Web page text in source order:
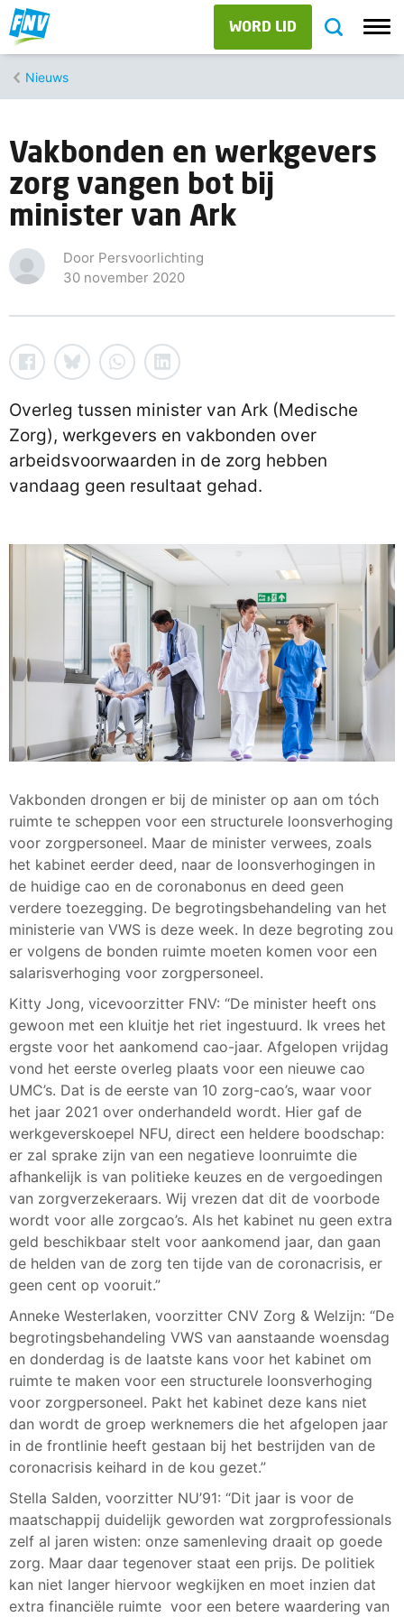
WORD LID
Nieuws
Vakbonden en werkgevers
zorg vangen bot bij
minister van Ark
Door Persvoorlichting
30 november 2020
Overleg tussen minister van Ark (Medische
Zorg), werkgevers en vakbonden over
arbeidsvoorwaarden in de zorg hebben
vandaag geen resultaat gehad.
Vakbonden drongen er bij de minister op aan om tóch
ruimte te scheppen voor een structurele loonsverhoging
voor zorgpersoneel. Maar de minister verwees, zoals
het kabinet eerder deed, naar de loonsverhogingen in
de huidige cao en de coronabonus en deed geen
verdere toezegging. De begrotingsbehandeling van het
ministerie van VWS is deze week. In deze begroting zou
er volgens de bonden ruimte moeten komen voor een
salarisverhoging voor zorgpersoneel.
Kitty Jong, vicevoorzitter FNV: “De minister heeft ons
gewoon met een kluitje het riet ingestuurd. Ik vrees het
ergste voor het aankomend cao-jaar. Afgelopen vrijdag
vond het eerste overleg plaats voor een nieuwe cao
UMC’s. Dat is de eerste van 10 zorg-cao’s, waar voor
het jaar 2021 over onderhandeld wordt. Hier gaf de
werkgeverskoepel NFU, direct een heldere boodschap:
er zal sprake zijn van een negatieve loonruimte die
afhankelijk is van politieke keuzes en de vergoedingen
van zorgverzekeraars. Wij vrezen dat dit de voorbode
wordt voor alle zorgcao’s. Als het kabinet nu geen extra
geld beschikbaar stelt voor aankomend jaar, dan gaan
de helden van de zorg ten tijde van de coronacrisis, er
geen cent op vooruit.”
Anneke Westerlaken, voorzitter CNV Zorg & Welzijn: “De
begrotingsbehandeling VWS van aanstaande woensdag
en donderdag is de laatste kans voor het kabinet om
ruimte te maken voor een structurele loonsverhoging
voor zorgpersoneel. Pakt het kabinet deze kans niet
dan wordt de groep werknemers die het afgelopen jaar
in de frontlinie heeft gestaan bij het bestrijden van de
coronacrisis keihard in de kou gezet.”
Stella Salden, voorzitter NU’91: “Dit jaar is voor de
maatschappij duidelijk geworden wat zorgprofessionals
zelf al jaren wisten: onze samenleving draait op goede
zorg. Maar daar tegenover staat een prijs. De politiek
kan niet langer hiervoor wegkijken en moet inzien dat
extra financiële ruimte voor een betere waardering van